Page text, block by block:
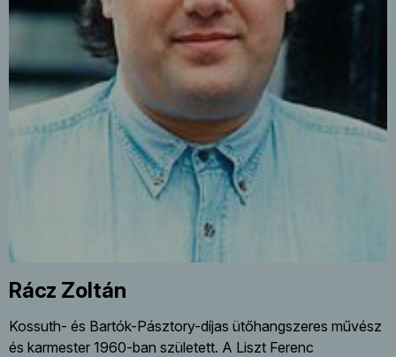
Rácz Zoltán
Kossuth- és Bartók-Pásztory-díjas ütőhangszeres művész
és karmester 1960-ban született. A Liszt Ferenc